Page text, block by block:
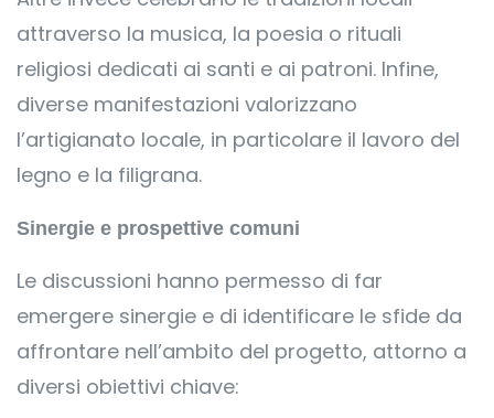
attraverso la musica, la poesia o rituali
religiosi dedicati ai santi e ai patroni. Infine,
diverse manifestazioni valorizzano
l’artigianato locale, in particolare il lavoro del
legno e la filigrana.
Sinergie e prospettive comuni
Le discussioni hanno permesso di far
emergere sinergie e di identificare le sfide da
affrontare nell’ambito del progetto, attorno a
diversi obiettivi chiave: